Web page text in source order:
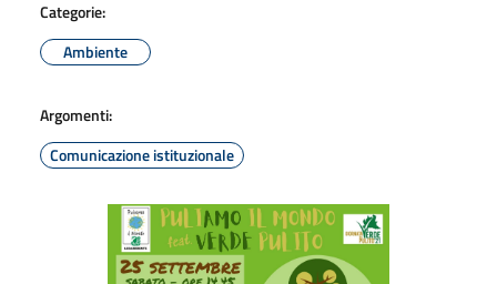
Categorie:
Ambiente
Argomenti:
Comunicazione istituzionale